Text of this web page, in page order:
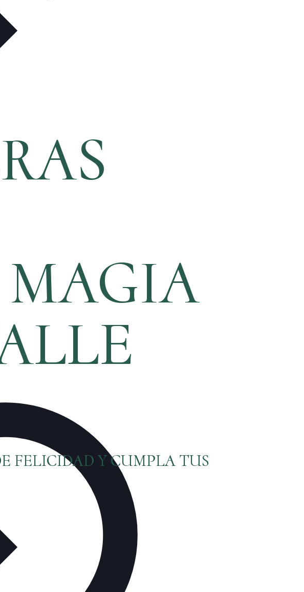
FELICIDAD Y CUMPLA TUS